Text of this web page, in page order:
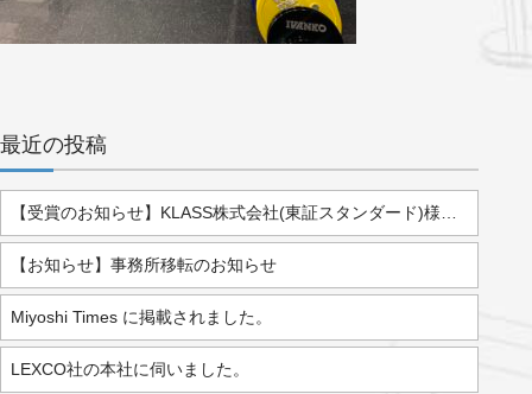
最近の投稿
【受賞のお知らせ】KLASS株式会社(東証スタンダード)様より「2025年度 優秀販売店」として表彰されました。
【お知らせ】事務所移転のお知らせ
Miyoshi Times に掲載されました。
LEXCO社の本社に伺いました。